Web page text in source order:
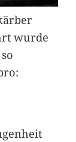
wurde